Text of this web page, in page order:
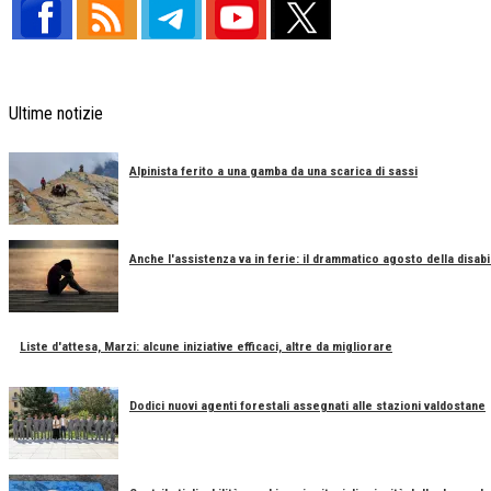
Ultime notizie
Alpinista ferito a una gamba da una scarica di sassi
Anche l'assistenza va in ferie: il drammatico agosto della
Liste d'attesa, Marzi: alcune iniziative efficaci, altre da migliorare
Dodici nuovi agenti forestali assegnati alle stazioni valdostane